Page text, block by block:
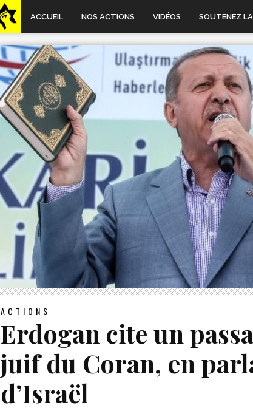
ACCUEIL NOS ACTIONS VIDÉOS SOUTENEZ
ACTIONS
Erdogan cite un
juif du Coran, en
d’Israël